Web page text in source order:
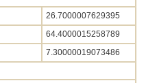
26.7000007629395
64.4000015258789
7.30000019073486